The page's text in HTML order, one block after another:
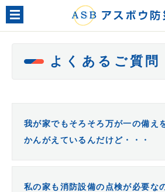
よくあるご質問
我が家でもそろそろ万が一の備え
かんがえているんだけど・・・
私の家も消防設備の点検が必要な